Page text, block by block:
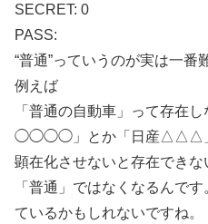
SECRET: 0
PASS:
“普通”っていうのが実は一番
例えば
「普通の自動車」って存在
◯◯◯◯」とか「日産△△△」
顕在化させないと存在でき
「普通」ではなくなるんで
ているかもしれないですね